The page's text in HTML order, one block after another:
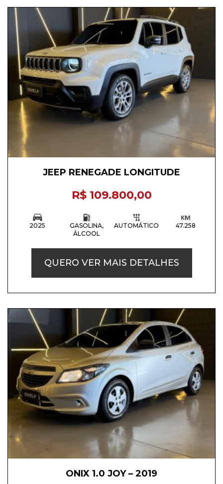
JEEP RENEGADE LONGITUDE
R$ 109.800,00
2025
GASOLINA,
ÁLCOOL
AUTOMÁTICO 47.258
QUERO VER MAIS DETALHES
ONIX 1.0 JOY – 2019